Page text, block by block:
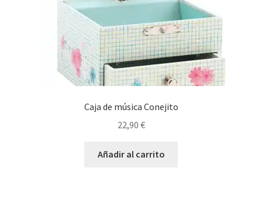
Caja de música Conejito
22,90 €
Añadir al carrito